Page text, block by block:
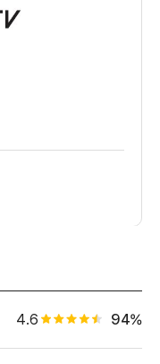
4.6 별점 4.5개 별점 백
94%